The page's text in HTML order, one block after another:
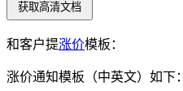
获取高清文档
和客户提涨价模板：
涨价通知模板（中英文）如下：